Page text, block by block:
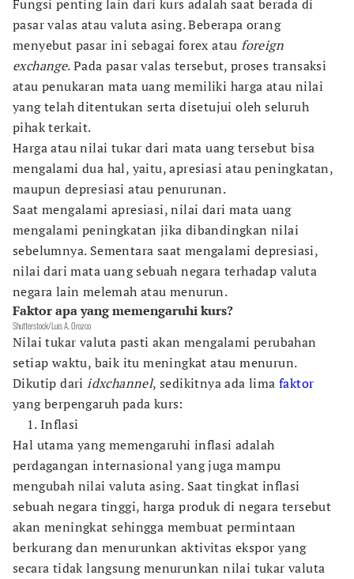
Fungsi penting lain dari kurs adalah saat berada di
pasar valas atau valuta asing. Beberapa orang
menyebut pasar ini sebagai forex atauforeign
exchange. Pada pasar valas tersebut, proses transaksi
atau penukaran mata uang memiliki harga atau nilai
yang telah ditentukan serta disetujui oleh seluruh
pihak terkait.
Harga atau nilai tukar dari mata uang tersebut bisa
mengalami dua hal, yaitu, apresiasi atau peningkatan,
maupun depresiasi atau penurunan.
Saat mengalami apresiasi, nilai dari mata uang
mengalami peningkatan jika dibandingkan nilai
sebelumnya. Sementara saat mengalami depresiasi,
nilai dari mata uang sebuah negara terhadap valuta
negara lain melemah atau menurun.
Faktor apa yang memengaruhi kurs?
Shutterstock/Luis A. Orozco
Nilai tukar valuta pasti akan mengalami perubahan
setiap waktu, baik itu meningkat atau menurun.
Dikutip dariidxchannel, sedikitnya ada limafaktor
yang berpengaruh pada kurs:
1. Inflasi
Hal utama yang memengaruhi inflasi adalah
perdagangan internasional yang juga mampu
mengubah nilai valuta asing. Saat tingkat inflasi
sebuah negara tinggi, harga produk di negara tersebut
akan meningkat sehingga membuat permintaan
berkurang dan menurunkan aktivitas ekspor yang
secara tidak langsung menurunkan nilai tukar valuta